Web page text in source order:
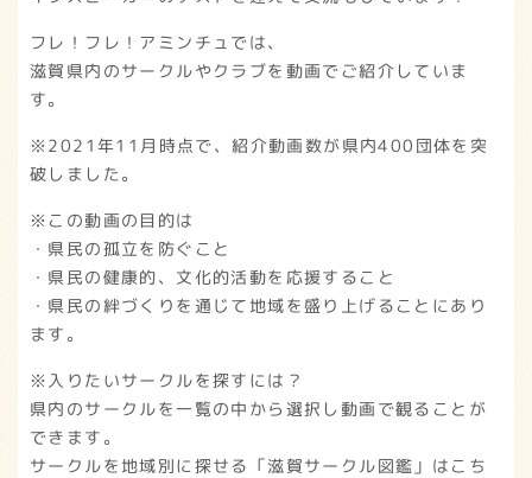
フレ！フレ！アミンチュでは、
滋賀県内のサークルやクラブを動画でご紹介していま
す。
※2021年11月時点で、紹介動画数が県内400団体を突
破しました。
※この動画の目的は
・県民の孤立を防ぐこと
・県民の健康的、文化的活動を応援すること
・県民の絆づくりを通じて地域を盛り上げることにあり
ます。
※入りたいサークルを探すには？
県内のサークルを一覧の中から選択し動画で観ることが
できます。
サークルを地域別に探せる「滋賀サークル図鑑」はこち